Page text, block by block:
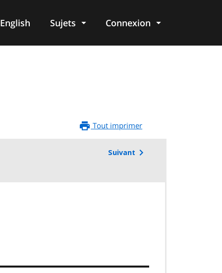
English Sujets Connexion
Tout imprimer
Suivant